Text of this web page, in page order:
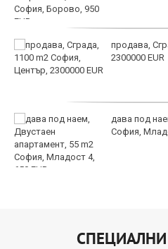
продава,
2300000 EUR
дава под
София,